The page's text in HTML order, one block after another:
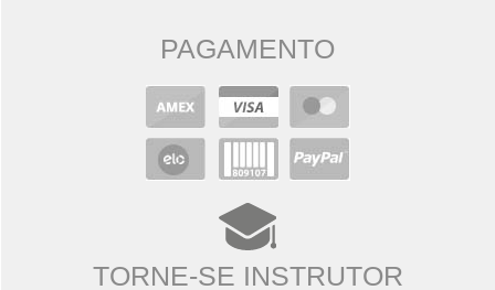
PAGAMENTO
TORNE-SE INSTRUTOR